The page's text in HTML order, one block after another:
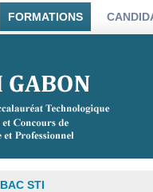
FORMATIONS
BAC STI